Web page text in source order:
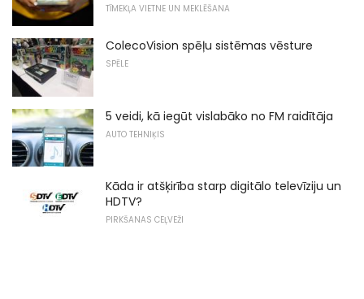
TĪMEKĻA VIETNE UN MEKLĒŠANA
ColecoVision spēļu sistēmas vēsture
SPĒLE
5 veidi, kā iegūt vislabāko no FM raidītāja
AUTO TEHNIĶIS
Kāda ir atšķirība starp digitālo televīziju un
HDTV?
PIRKŠANAS CEĻVEŽI